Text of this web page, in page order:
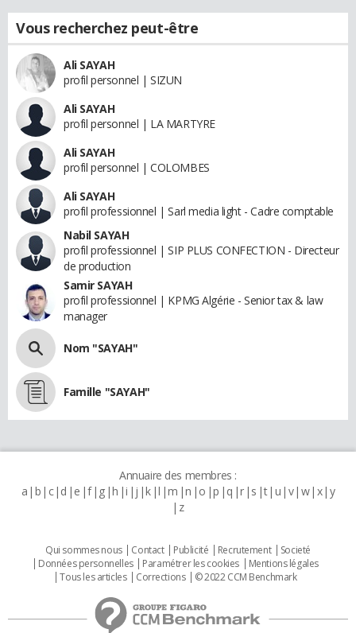
Vous recherchez peut-être
Ali SAYAH
profil personnel | SIZUN
Ali SAYAH
profil personnel | LA MARTYRE
Ali SAYAH
profil personnel | COLOMBES
Ali SAYAH
profil professionnel | Sarl media light - Cadre comptable
Nabil SAYAH
profil professionnel | SIP PLUS CONFECTION - Directeur
de production
Samir SAYAH
profil professionnel | KPMG Algérie - Senior tax & law
manager
Nom "SAYAH"
Famille "SAYAH"
Annuaire des membres :
a b c d e f g h i j k l m n o p q r s t u v w x y
z
Qui sommes nous Contact Publicité Recrutement
Societé
Données personnelles
Paramétrer les cookies
Mentions légales
Tous les articles
Corrections © 2022 CCM Benchmark